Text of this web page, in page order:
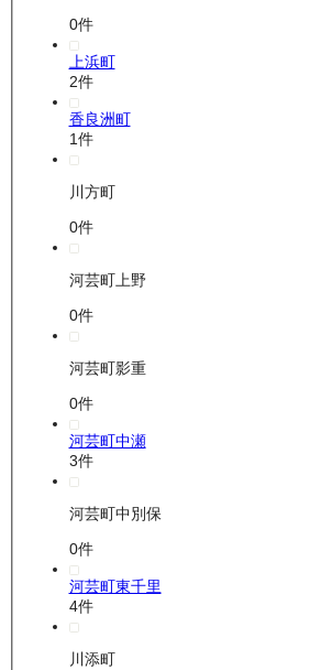
0件
上浜町
2件
香良洲町
1件
川方町
0件
河芸町上野
0件
河芸町影重
0件
河芸町中瀬
3件
河芸町中別保
0件
河芸町東千里
4件
川添町